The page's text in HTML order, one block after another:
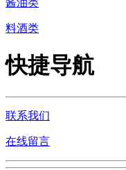
料酒类
快捷导航
联系我们
在线留言